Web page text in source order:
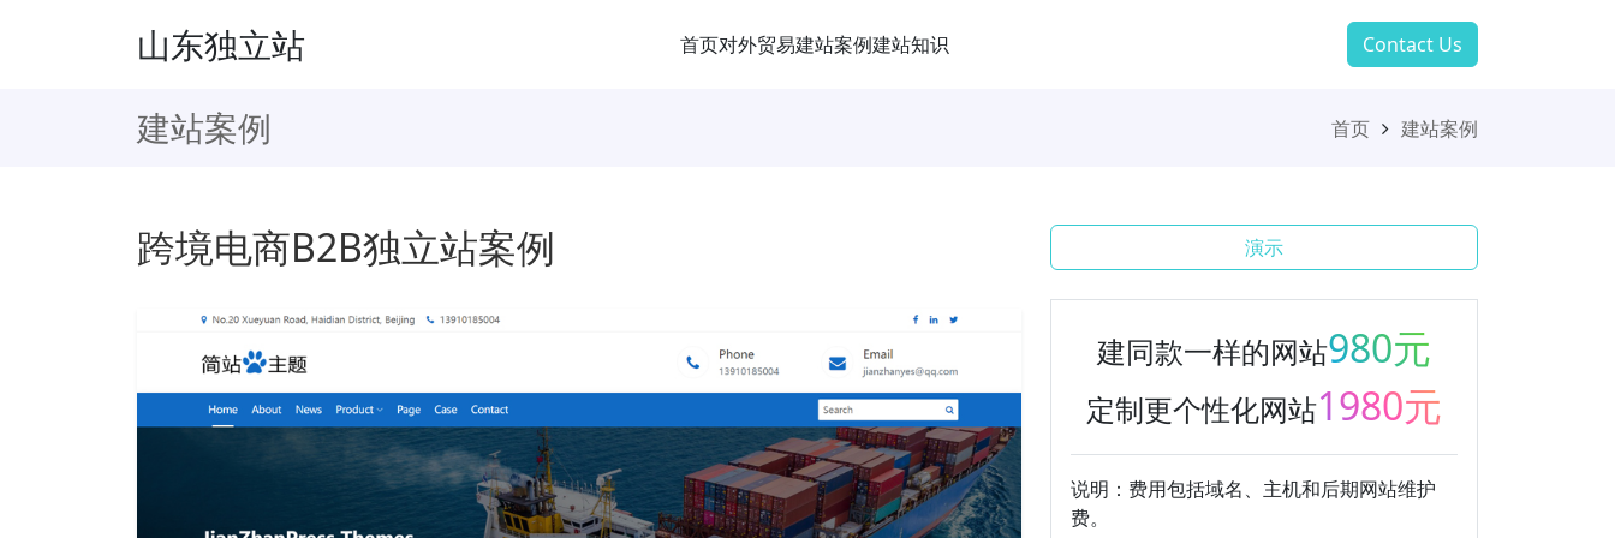
山东独立站 首页对外贸易建站案例建站知识 Contact Us
建站案例 首页 建站案例
跨境电商B2B独立站案例 演示
建同款一样的网站980元
定制更个性化网站1980元
说明：费用包括域名、主机和后期网站维护
费。